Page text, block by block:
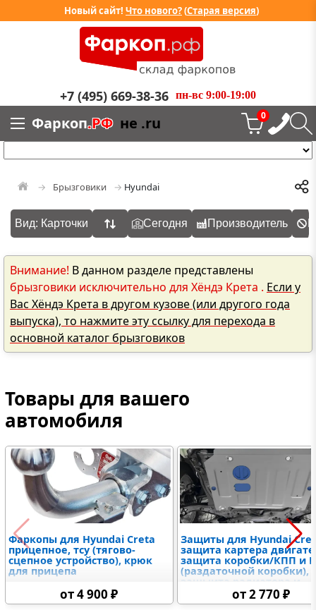
Новый сайт! Что нового?(Старая версия)
+7 (495) 669-38-36 пн-вс 9:00-19:00
Фаркоп.РФ не .ru 0
Брызговики Hyundai
Вид: Карточки Сегодня Производитель
Внимание! В данном разделе представлены
брызговики исключительно для Хёндэ Крета . Если у
Вас Хёндэ Крета в другом кузове (или другого года
выпуска), то нажмите эту ссылку для перехода в
основной каталог брызговиков
Товары для вашего
автомобиля
Фаркопы для Hyundai Creta
прицепное, тсу (тягово-
сцепное устройство), крюк
для прицепа
от 4 900 ₽
Защиты для Hyundai
защита картера
защита коробки/КПП и
(раздаточной коробки),
защыита радиатора и
дифференциалов,
топливного бака,
от 2 770 ₽